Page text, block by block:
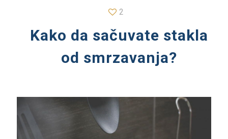
2
Kako da sačuvate stakla
od smrzavanja?